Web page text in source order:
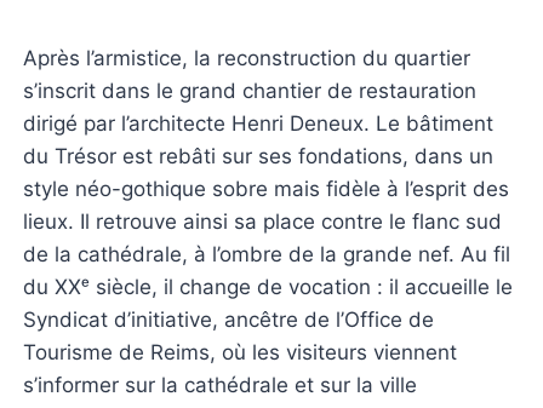
Après l’armistice, la reconstruction du quartier
s’inscrit dans le grand chantier de restauration
dirigé par l’architecte Henri Deneux. Le bâtiment
du Trésor est rebâti sur ses fondations, dans un
style néo-gothique sobre mais fidèle à l’esprit des
lieux. Il retrouve ainsi sa place contre le flanc sud
de la cathédrale, à l’ombre de la grande nef. Au fil
du XXᵉ siècle, il change de vocation : il accueille le
Syndicat d’initiative, ancêtre de l’Office de
Tourisme de Reims, où les visiteurs viennent
s’informer sur la cathédrale et sur la ville